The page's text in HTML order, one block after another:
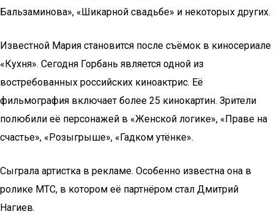
Бальзаминова», «Шикарной свадьбе» и некоторых других.
Известной Мария становится после съёмок в киносериале
«Кухня». Сегодня Горбань является одной из
востребованных российских киноактрис. Её
фильмография включает более 25 кинокартин. Зрители
полюбили её персонажей в «Женской логике», «Праве на
счастье», «Розыгрыше», «Гадком утёнке».
Сыграла артистка в рекламе. Особенно известна она в
ролике МТС, в котором её партнёром стал Дмитрий
Нагиев.